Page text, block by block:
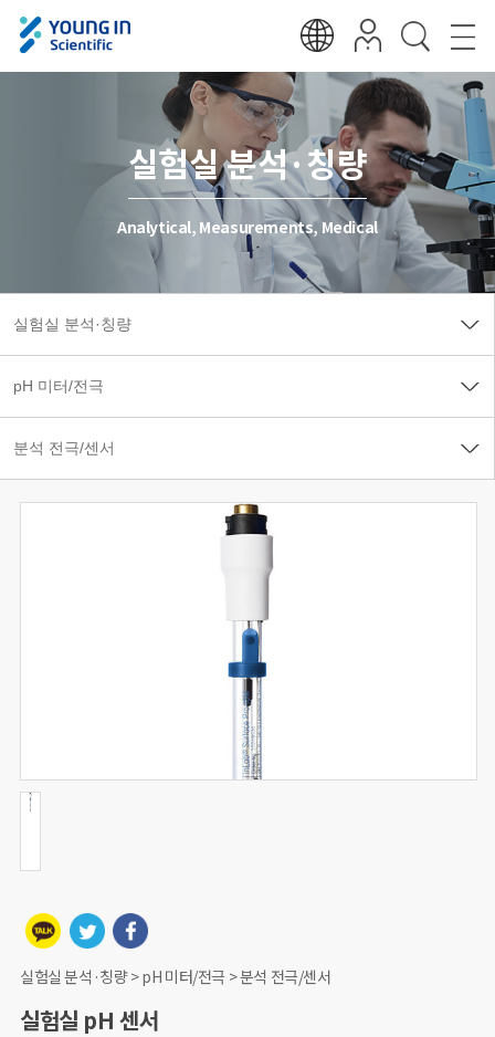
실험실 분석·칭량
Analytical, Measurements, Medical
실험실 분석·칭량 > pH 미터/전극 > 분석 전극/센서
실험실 pH 센서